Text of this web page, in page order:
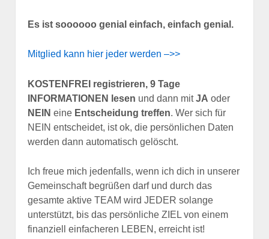
Es ist soooooo genial einfach, einfach genial.
Mitglied kann hier jeder werden –>>
KOSTENFREI registrieren, 9 Tage
INFORMATIONEN lesen und dann mitJA oder
NEIN eine Entscheidung treffen. Wer sich für
NEIN entscheidet, ist ok, die persönlichen Daten
werden dann automatisch gelöscht.
Ich freue mich jedenfalls, wenn ich dich in unserer
Gemeinschaft begrüßen darf und durch das
gesamte aktive TEAM wird JEDER solange
unterstützt, bis das persönliche ZIEL von einem
finanziell einfacheren LEBEN, erreicht ist!